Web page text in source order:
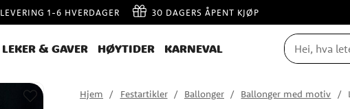
LEVERING 1-6 HVERDAGER 30 DAGERS ÅPENT KJØP
LEKER & GAVER HØYTIDER KARNEVAL
Hjem Festartikler Ballonger Ballonger med motiv